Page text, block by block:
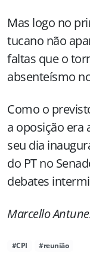
Mas logo no
tucano não
faltas que o
absenteísmo
Como o
a oposição era
seu dia
do PT no
debates
Marcello
#CPI #reunião